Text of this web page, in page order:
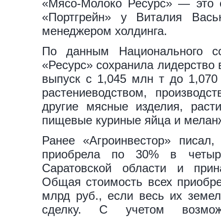
«Мясо-Молоко Ресурс» — это
«Портгрейн» у Виталия
менеджером холдинга.
По данным Национального
«Ресурс» сохранила лидерство
выпуск с 1,045 млн т до 1,070
растениеводством,
другие мясные изделия,
пищевые куриные яйца и
Ранее «Агроинвестор»
приобрела по 30% в
Саратовской области и
Общая стоимость всех
млрд руб., если весь их
сделку. С учетом